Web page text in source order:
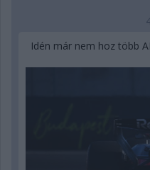
Idén már nem hoz több